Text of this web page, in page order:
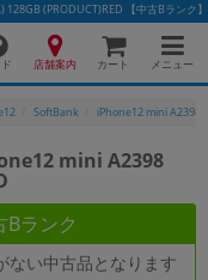
128GB (PRODUCT)RED 【中古Bラン
店舗案内 カート メニュー
SoftBank iPhone12 mini A2398
mini A2398
Bランク
ない中古品となります
る